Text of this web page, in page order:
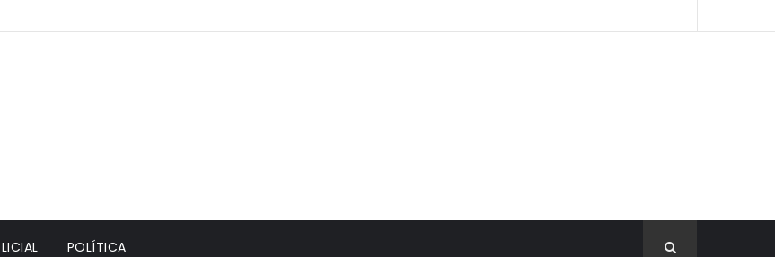
POLÍTICA